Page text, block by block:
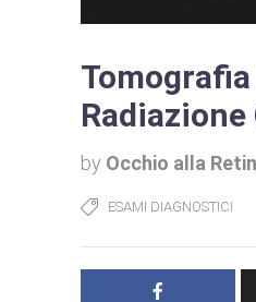
by Occhio alla
ESAMI DIAGNOSTICI